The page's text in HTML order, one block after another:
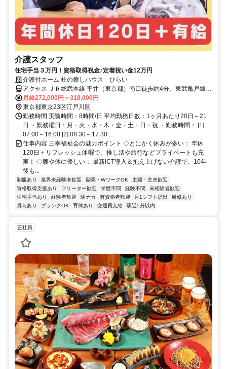
介護スタッフ
住宅手当３万円！資格取得祝金♪定着祝い金12万円
介護付ホーム 杜の癒しハウス ひらい
アクセス ＪＲ総武本線 平井（東京都）南口徒歩約4分、東武亀戸線
亀戸水神徒歩約15分、東武亀戸線 東あずま徒歩約17分
月給272,000円～318,000円
東京都東京23区江戸川区
勤務時間 実働時間：8時間/日 平均勤務日数：1ヶ月あたり20日～21
日 ・勤務曜日：月・火・水・木・金・土・日・祝 ・勤務時間： [1]
07:00～16:00 [2] 08:30～17:30 ...
仕事内容 三幸福祉会の魅力ポイント ◇とにかく休みが多い： 年休
120日＋リフレッシュ休暇で、推し活や旅行などプライベートも充
実！ ◇腰や体に優しい： 最新ICT導入＆抱え上げない介護で、10年
後も...
制服あり 業界未経験者歓迎 副業・WワークOK
主婦・主夫歓迎
フリーター歓迎
住宅手当あり
経験者歓迎 駅ナカ 有資格者歓迎 月1シフト提出
研修あり
賞与あり
ブランクOK 育休あり 交通費支給 駅近5分以内
正社員
居酒屋のホールスタッフ
オープニングスタッフ募集★未経験も月給30万超え★週休2日
炉端 成る 平井店